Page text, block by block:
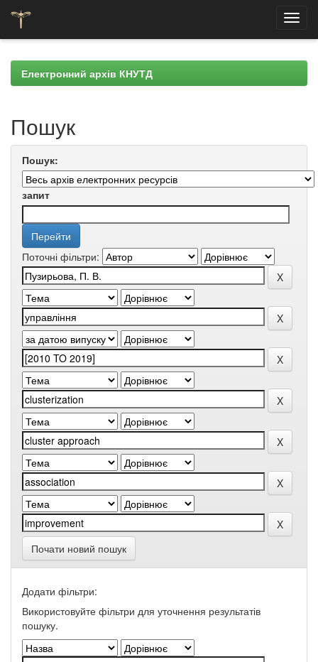
navigationЕлектронний архів КНУТД
Пошук
Пошук:
запит
Поточні фільтри:
Почати новий пошук
Додати фільтри:
Використовуйте фільтри для уточнення результатів
пошуку.